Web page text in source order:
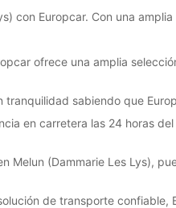
con Europcar. Con una
ofrece una amplia
sabiendo que
en carretera las 24 horas
(Dammarie Les Lys),
de transporte